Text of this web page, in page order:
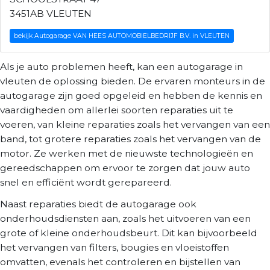
3451AB VLEUTEN
bekijk Autogarage VAN HEES AUTOMOBIELBEDRIJF B.V. in VLEUTEN
Als je auto problemen heeft, kan een autogarage in
vleuten de oplossing bieden. De ervaren monteurs in de
autogarage zijn goed opgeleid en hebben de kennis en
vaardigheden om allerlei soorten reparaties uit te
voeren, van kleine reparaties zoals het vervangen van een
band, tot grotere reparaties zoals het vervangen van de
motor. Ze werken met de nieuwste technologieën en
gereedschappen om ervoor te zorgen dat jouw auto
snel en efficiënt wordt gerepareerd.
Naast reparaties biedt de autogarage ook
onderhoudsdiensten aan, zoals het uitvoeren van een
grote of kleine onderhoudsbeurt. Dit kan bijvoorbeeld
het vervangen van filters, bougies en vloeistoffen
omvatten, evenals het controleren en bijstellen van